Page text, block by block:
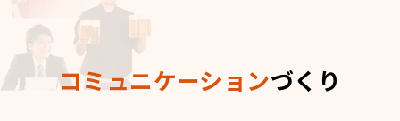
コミュニケーションづくり